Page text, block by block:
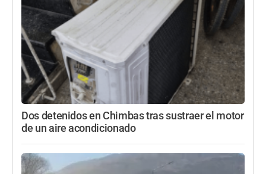
Dos detenidos en Chimbas tras sustraer el motor
de un aire acondicionado